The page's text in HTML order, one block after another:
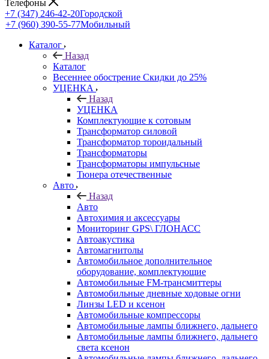
Телефоны
+7 (347) 246-42-20Городской
+7 (960) 390-55-77Мобильный
Каталог
Назад
Каталог
Весеннее обострение Скидки до 25%
УЦЕНКА
Назад
УЦЕНКА
Комплектующие к сотовым
Трансформатор силовой
Трансформатор тороидальный
Трансформаторы
Трансформаторы импульсные
Тюнера отечественные
Авто
Назад
Авто
Автохимия и аксессуары
Мониторинг GPS\ ГЛОНАСС
Автоакустика
Автомагнитолы
Автомобильное дополнительное
оборудование, комплектующие
Автомобильные FM-трансмиттеры
Автомобильные дневные ходовые огни
Линзы LED и ксенон
Автомобильные компрессоры
Автомобильные лампы ближнего, дальнего
Автомобильные лампы ближнего, дальнего
света ксенон